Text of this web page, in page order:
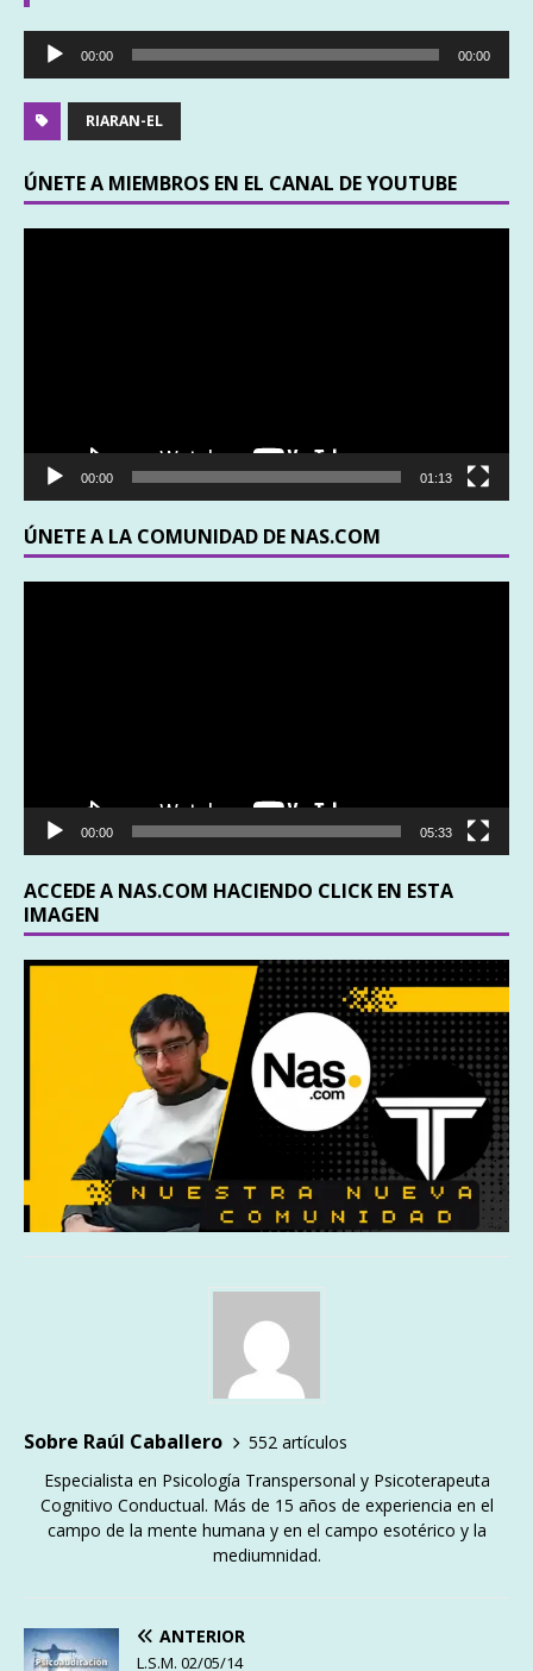
Reproductor
00:00 00:00
RIARAN-EL
ÚNETE A MIEMBROS EN EL CANAL DE YOUTUBE
00:00 01:13
ÚNETE A LA COMUNIDAD DE NAS.COM
00:00 05:33
ACCEDE A NAS.COM HACIENDO CLICK EN ESTA
IMAGEN
Sobre Raúl Caballero
552 artículos
Especialista en Psicología Transpersonal y Psicoterapeuta
Cognitivo Conductual. Más de 15 años de experiencia en el
campo de la mente humana y en el campo esotérico y la
mediumnidad.
ANTERIOR
L.S.M. 02/05/14